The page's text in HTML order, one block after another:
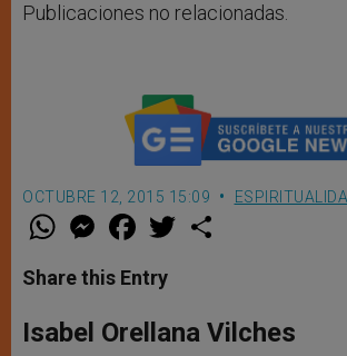
Publicaciones no relacionadas.
OCTUBRE 12, 2015 15:09
W
t
s
p
p
M
e
s
e
g
e
F
a
e
b
o
k
w
r
Share this Entry
Isabel Orellana Vilches